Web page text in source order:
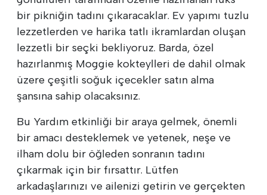
bir pikniğin tadını çıkaracaklar. Ev yapımı tuzlu
lezzetlerden ve harika tatlı ikramlardan oluşan
lezzetli bir seçki bekliyoruz. Barda, özel
hazırlanmış Moggie kokteylleri de dahil olmak
üzere çeşitli soğuk içecekler satın alma
şansına sahip olacaksınız.
Bu Yardım etkinliği bir araya gelmek, önemli
bir amacı desteklemek ve yetenek, neşe ve
ilham dolu bir öğleden sonranın tadını
çıkarmak için bir fırsattır. Lütfen
arkadaşlarınızı ve ailenizi getirin ve gerçekten